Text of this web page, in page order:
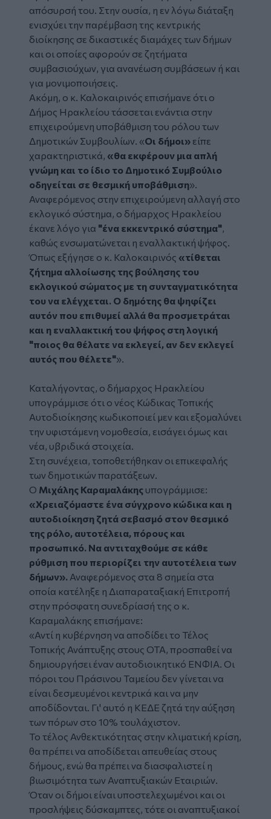
απόσυρσή του. Στην ουσία, η εν λόγω διάταξη
ενισχύει την παρέμβαση της κεντρικής
διοίκησης σε δικαστικές διαμάχες των δήμων
και οι οποίες αφορούν σε ζητήματα
συμβασιούχων, για ανανέωση συμβάσεων ή και
για μονιμοποιήσεις.
Ακόμη, ο κ. Καλοκαιρινός επισήμανε ότι ο
Δήμος Ηρακλείου τάσσεται ενάντια στην
επιχειρούμενη υποβάθμιση του ρόλου των
Δημοτικών Συμβουλίων. «Οι δήμοι» είπε
χαρακτηριστικά, «θα εκφέρουν μια απλή
γνώμη και το ίδιο το Δημοτικό Συμβούλιο
οδηγείται σε θεσμική υποβάθμιση».
Αναφερόμενος στην επιχειρούμενη αλλαγή στο
εκλογικό σύστημα, ο δήμαρχος Ηρακλείου
έκανε λόγο για "ένα εκκεντρικό σύστημα",
καθώς ενσωματώνεται η εναλλακτική ψήφος.
Όπως εξήγησε ο κ. Καλοκαιρινός «τίθεται
ζήτημα αλλοίωσης της βούλησης του
εκλογικού σώματος με τη συνταγματικότητα
του να ελέγχεται. Ο δημότης θα ψηφίζει
αυτόν που επιθυμεί αλλά θα προσμετράται
και η εναλλακτική του ψήφος στη λογική
"ποιος θα θέλατε να εκλεγεί, αν δεν εκλεγεί
αυτός που θέλετε"».
Καταλήγοντας, ο δήμαρχος Ηρακλείου
υπογράμμισε ότι ο νέος Κώδικας Τοπικής
Αυτοδιοίκησης κωδικοποιεί μεν και εξομαλύνει
την υφιστάμενη νομοθεσία, εισάγει όμως και
νέα, υβριδικά στοιχεία.
Στη συνέχεια, τοποθετήθηκαν οι επικεφαλής
των δημοτικών παρατάξεων.
Ο Μιχάλης Καραμαλάκης υπογράμμισε:
«Χρειαζόμαστε ένα σύγχρονο κώδικα και η
αυτοδιοίκηση ζητά σεβασμό στον θεσμικό
της ρόλο, αυτοτέλεια, πόρους και
προσωπικό. Να αντιταχθούμε σε κάθε
ρύθμιση που περιορίζει την αυτοτέλεια των
δήμων». Αναφερόμενος στα 8 σημεία στα
οποία κατέληξε η Διαπαραταξιακή Επιτροπή
στην πρόσφατη συνεδρίασή της ο κ.
Καραμαλάκης επισήμανε:
«Αντί η κυβέρνηση να αποδίδει το Τέλος
Τοπικής Ανάπτυξης στους ΟΤΑ, προσπαθεί να
δημιουργήσει έναν αυτοδιοικητικό ΕΝΦΙΑ. Οι
πόροι του Πράσινου Ταμείου δεν γίνεται να
είναι δεσμευμένοι κεντρικά και να μην
αποδίδονται. Γι' αυτό η ΚΕΔΕ ζητά την αύξηση
των πόρων στο 10% τουλάχιστον.
Το τέλος Ανθεκτικότητας στην κλιματική κρίση,
θα πρέπει να αποδίδεται απευθείας στους
δήμους, ενώ θα πρέπει να διασφαλιστεί η
βιωσιμότητα των Αναπτυξιακών Εταιριών.
Όταν οι δήμοι είναι υποστελεχωμένοι και οι
προσλήψεις δύσκαμπτες, τότε οι αναπτυξιακοί